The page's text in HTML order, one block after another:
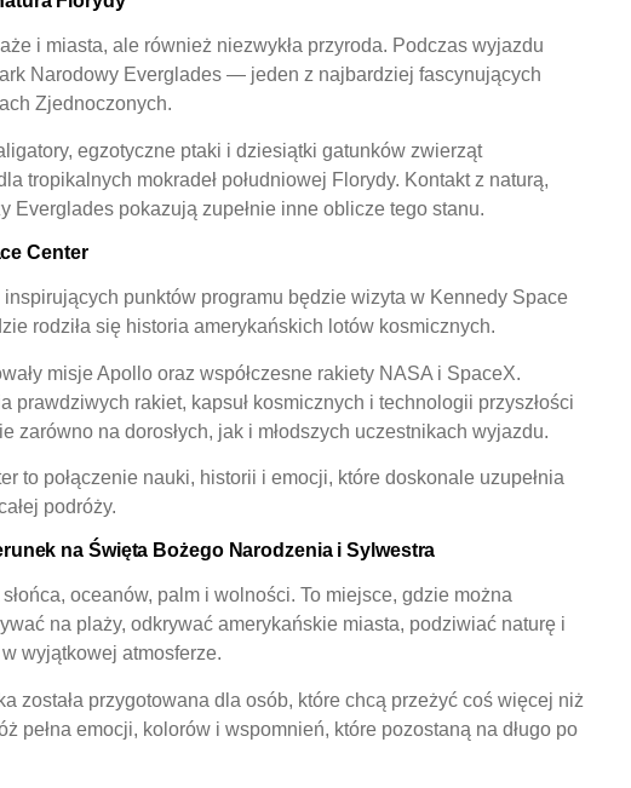
i miasta, ale również niezwykła przyroda. Podczas wyjazdu
Narodowy Everglades — jeden z najbardziej fascynujących
Zjednoczonych.
egzotyczne ptaki i dziesiątki gatunków zwierząt
tropikalnych mokradeł południowej Florydy. Kontakt z naturą,
Everglades pokazują zupełnie inne oblicze tego stanu.
Center
punktów programu będzie wizyta w Kennedy Space
rodziła się historia amerykańskich lotów kosmicznych.
misje Apollo oraz współczesne rakiety NASA i SpaceX.
prawdziwych rakiet, kapsuł kosmicznych i technologii przyszłości
zarówno na dorosłych, jak i młodszych uczestnikach wyjazdu.
to połączenie nauki, historii i emocji, które doskonale uzupełnia
podróży.
na Święta Bożego Narodzenia i Sylwestra
oceanów, palm i wolności. To miejsce, gdzie można
na plaży, odkrywać amerykańskie miasta, podziwiać naturę i
wyjątkowej atmosferze.
została przygotowana dla osób, które chcą przeżyć coś więcej niż
pełna emocji, kolorów i wspomnień, które pozostaną na długo po